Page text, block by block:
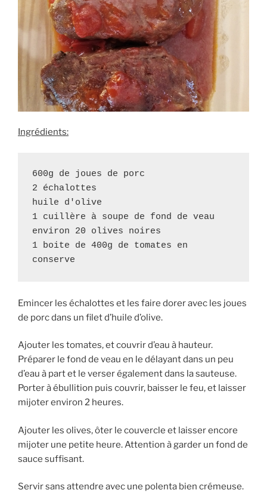
Ingrédients:
600g de joues de porc
2 échalottes
huile d'olive
1 cuillère à soupe de fond de veau
environ 20 olives noires
1 boite de 400g de tomates en
conserve
Emincer les échalottes et les faire dorer avec les joues
de porc dans un filet d’huile d’olive.
Ajouter les tomates, et couvrir d’eau à hauteur.
Préparer le fond de veau en le délayant dans un peu
d’eau à part et le verser également dans la sauteuse.
Porter à ébullition puis couvrir, baisser le feu, et laisser
mijoter environ 2 heures.
Ajouter les olives, ôter le couvercle et laisser encore
mijoter une petite heure. Attention à garder un fond de
sauce suffisant.
Servir sans attendre avec une polenta bien crémeuse.